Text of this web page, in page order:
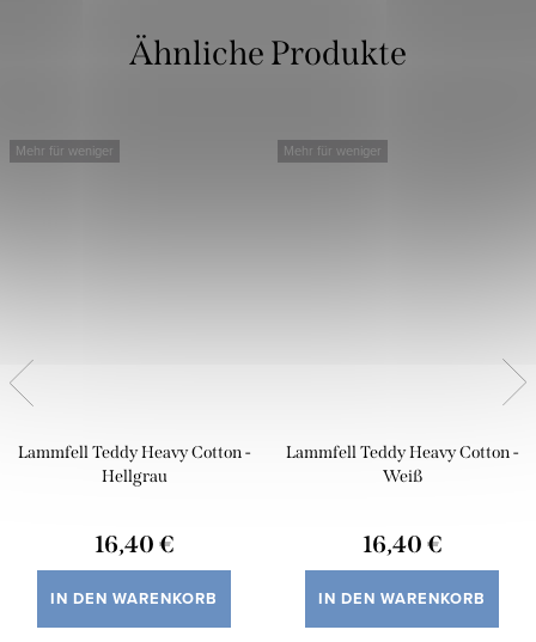
Mehr für weniger
Lammfell Teddy Heavy Cotton -
Hellgrau
16,40 €
IN DEN WARENKORB
Mehr für weniger
Lammfell Teddy Heavy Cotton -
Weiß
16,40 €
IN DEN WARENKORB